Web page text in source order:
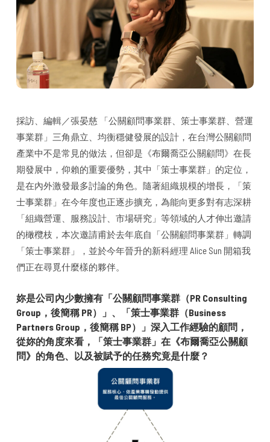
採訪、編輯／張晏慈 「公關顧問事業群、策士事業群、營運
事業群」三角鼎立、均衡穩健發展的設計，在台灣公關顧問
產業中不是常見的做法，但卻是《布爾喬亞公關顧問》在長
期發展中，仰賴的重要優勢，其中「策士事業群」的定位，
是在內外激發最多討論的角色。隨著組織規模的增長，「策
士事業群」在今年度也正逐步擴充，為能向更多對有志深耕
「組織營運、服務設計、市場研究」等領域的人才伸出邀請
的橄欖枝，本次邀請甫於去年底自「公關顧問事業群」轉調
「策士事業群」，並於今年晉升的新科經理 Alice Sun 開箱我
們正在尋覓什麼樣的夥伴。
妳是公司內少數擁有「公關顧問事業群（PR Consulting
Group，後簡稱 PR）」、「策士事業群（Business
Partners Group，後簡稱 BP）」深入工作經驗的顧問，
從妳的角度來看，「策士事業群」在《布爾喬亞公關顧
問》的角色、以及被賦予的任務究竟是什麼？